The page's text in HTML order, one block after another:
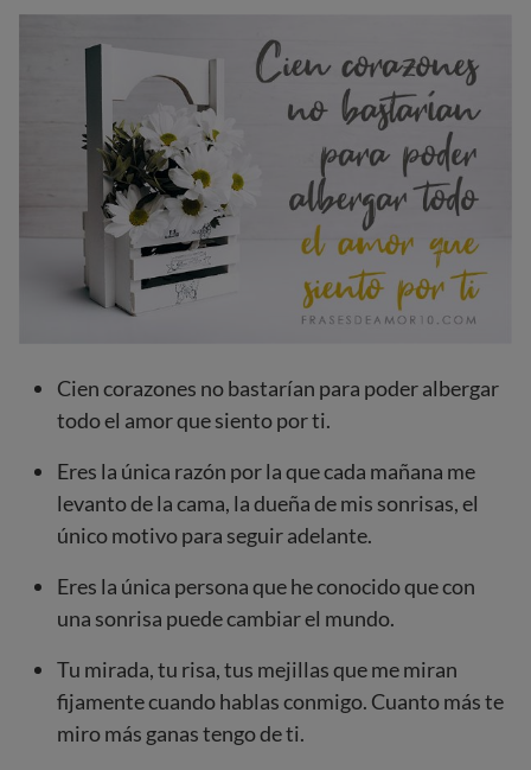
Cien corazones no bastarían para poder albergar
todo el amor que siento por ti.
Eres la única razón por la que cada mañana me
levanto de la cama, la dueña de mis sonrisas, el
único motivo para seguir adelante.
Eres la única persona que he conocido que con
una sonrisa puede cambiar el mundo.
Tu mirada, tu risa, tus mejillas que me miran
fijamente cuando hablas conmigo. Cuanto más te
miro más ganas tengo de ti.